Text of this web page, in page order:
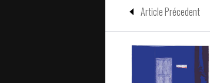
Article Précedent